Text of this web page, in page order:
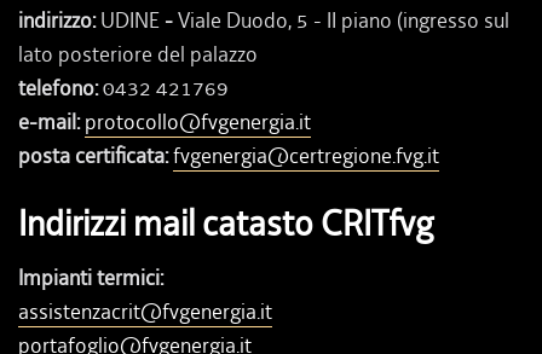
indirizzo:UDINE -Viale Duodo, 5 - II piano (ingresso sul
lato posteriore del palazzo
telefono:0432 421769
e-mail:protocollo@fvgenergia.it
posta certificata:fvgenergia@certregione.fvg.it
Indirizzi mail catasto CRITfvg
Impianti termici:
assistenzacrit@fvgenergia.it
portafoglio@fvgenergia.it